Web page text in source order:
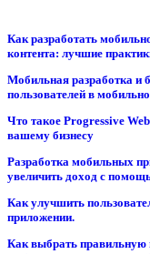
Как разработать
контента: лучшие
Мобильная разработка и
пользователей в
Что такое Progressive
вашему бизнесу
Разработка мобильных
увеличить доход с
Как улучшить
приложении.
Как выбрать правильную